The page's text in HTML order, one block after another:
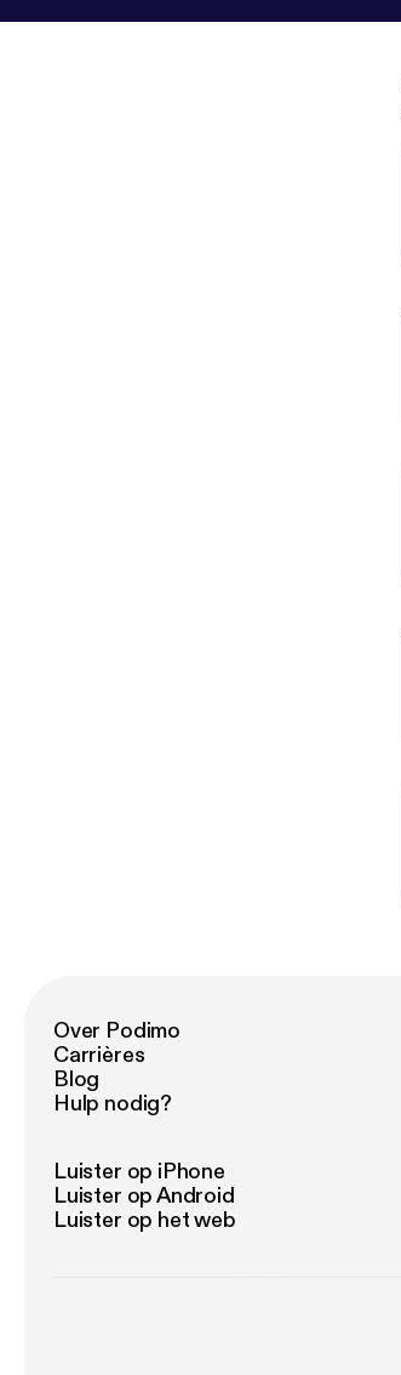
Over Podimo
Carrières
Blog
Hulp nodig?
Luister op iPhone
Luister op Android
Luister op het web